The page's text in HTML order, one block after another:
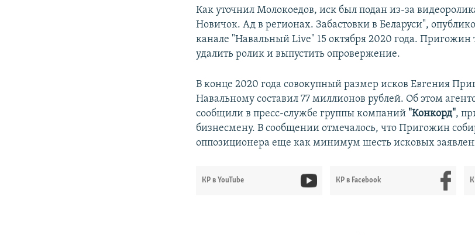
Как уточнил Молокоедов, иск был подан из-за
Новичок. Ад в регионах. Забастовки в Беларуси",
канале "Навальный Live" 15 октября 2020 года. Пригожин
удалить ролик и выпустить опровержение.
В конце 2020 года совокупный размер исков Евгения
Навальному составил 77 миллионов рублей. Об этом
сообщили в пресс-службе группы компаний "Конкорд",
бизнесмену. В сообщении отмечалось, что Пригожин
оппозиционера еще как минимум шесть исковых
КР в YouTube КР в Facebook